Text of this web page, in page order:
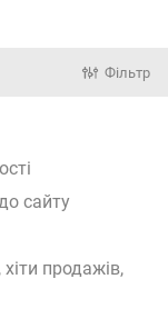
Фільтр
сайту
продажів,